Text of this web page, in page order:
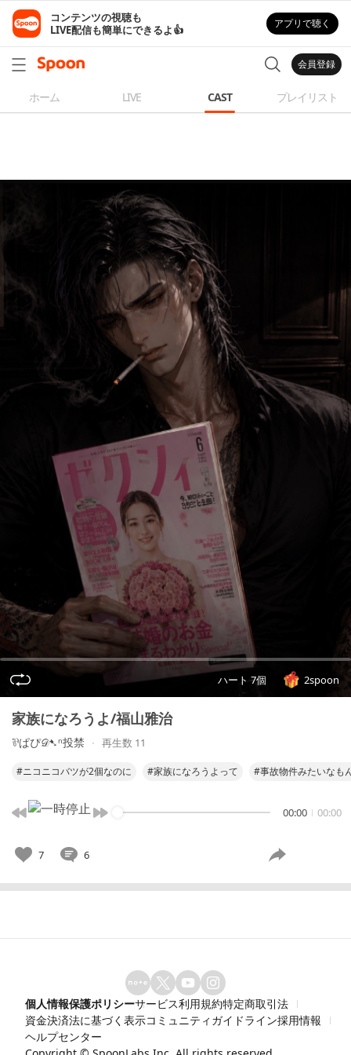
コンテンツの視聴も
LIVE配信も簡単にできるよ👍
アプリで聴く
会員登録
ホーム LIVE CAST プレイリスト
ハート 7個 2spoon
家族になろうよ/福山雅治
⅌ぱぴ𝒟➷ⁿ投禁 再生数 11
#ニコニコバツが2個なのに #家族になろうよって #事故物件みたいなも
00:00 00:00
7 6
個人情報保護ポリシーサービス利用規約特定商取引法
資金決済法に基づく表示コミュニティガイドライン採用情報
ヘルプセンター